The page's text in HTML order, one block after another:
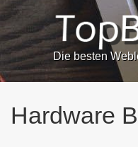
Die besten
Hardware